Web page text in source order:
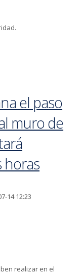
el paso
muro de
horas
14 12:23
realizar en el